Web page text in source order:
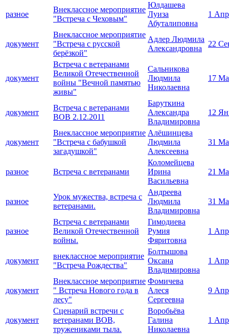
разное
Внеклассное мероприятие
"Встреча с Чеховым"
Юлдашева
Луиза
Абуталиповна
1
документ
Внеклассное мероприятие
"Встреча с русской
берёзкой"
Адлер Людмила
Александровна
22
документ
Встреча с ветеранами
Великой Отечественной
войны "Вечной памятью
живы"
Сальникова
Людмила
Николаевна
17
документ
Встреча с ветеранами
ВОВ 2.12.2011
Баруткина
Александра
Владимировна
12
документ
Внеклассное мероприятие
"Встреча с бабушкой
загадушкой"
Алёшинцева
Людмила
Алексеевна
31
разное Встреча с ветеранами
Коломейцева
Ирина
Васильевна
21
разное
Урок мужества, встреча с
ветеранами.
Андреева
Людмила
Владимировна
31
разное
Встреча с ветеранами
Великой Отечественной
войны.
Гимодиева
Румия
Фяритовна
1
документ
внеклассное мероприятие
"Встреча Рождества"
Болтышова
Оксана
Владимировна
1
документ
Внеклассное мероприятие
" Встреча Нового года в
лесу"
Фомичева
Алеся
Сергеевна
9
документ
Сценарий встречи с
ветеранами ВОВ,
тружениками тыла.
Воробьёва
Галина
Николаевна
1